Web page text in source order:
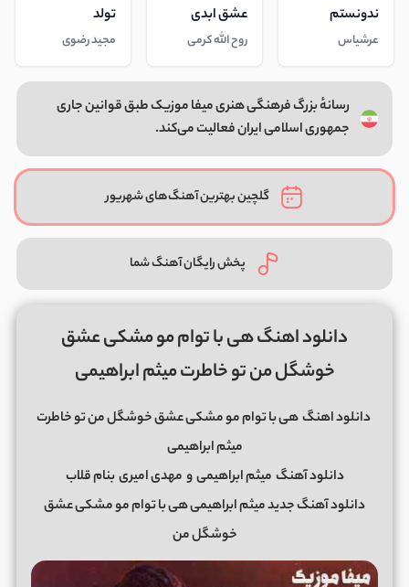
ندونستم
عرشیاس
عشق ابدی
روح الله کرمی
تولد
مجید رضوی
رسانهٔ بزرگ فرهنگی هنری میفا موزیک طبق قوانین جاری
جمهوری اسلامی ایران فعالیت می‌کند.
گلچین بهترین آهنگ‌های شهریور
پخش رایگان آهنگ شما
دانلود اهنگ هی با توام مو مشکی عشق
خوشگل من تو خاطرت میثم ابراهیمی
دانلود اهنگهی با توام مو مشکی عشق خوشگل من تو خاطرت
میثم ابراهیمی
دانلود آهنگ میثم ابراهیمیو مهدی امیریبنام قلاب
دانلود آهنگ جدید میثم ابراهیمی هی با توام مو مشکی عشق
خوشگل من